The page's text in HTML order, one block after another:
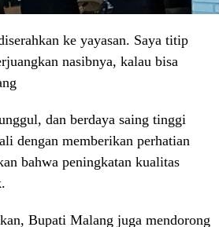
ke yayasan. Saya titip
nasibnya, kalau bisa
dan berdaya saing tinggi
dengan memberikan perhatian
bahwa peningkatan kualitas
Bupati Malang juga mendorong